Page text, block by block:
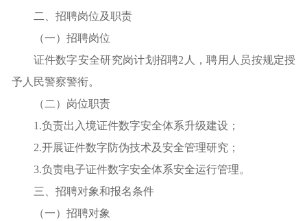
二、招聘岗位及职责
（一）招聘岗位
证件数字安全研究岗计划招聘2人，聘用人员按规定授
予人民警察警衔。
（二）岗位职责
1.负责出入境证件数字安全体系升级建设；
2.开展证件数字防伪技术及安全管理研究；
3.负责电子证件数字安全体系安全运行管理。
三、招聘对象和报名条件
（一）招聘对象